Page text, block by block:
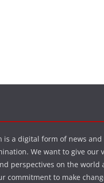
is a digital form of news and
We want to give our
perspectives on the world
commitment to make